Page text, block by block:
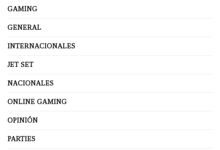
GAMING
GENERAL
INTERNACIONALES
JET SET
NACIONALES
ONLINE GAMING
OPINIÓN
PARTIES